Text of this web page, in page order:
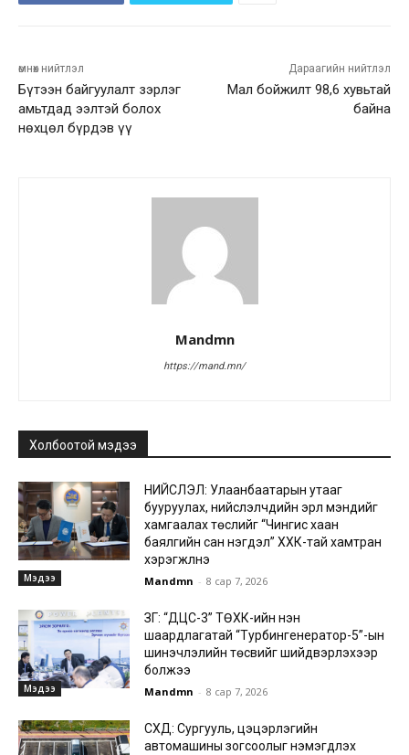
өмнөх нийтлэл
Бүтээн байгуулалт зэрлэг
амьтдад ээлтэй болох
нөхцөл бүрдэв үү
Дараагийн нийтлэл
Мал бойжилт 98,6 хувьтай
байна
Mandmn
https://mand.mn/
Холбоотой мэдээ
Мэдээ
НИЙСЛЭЛ: Улаанбаатарын утааг
бууруулах, нийслэлчүүдийн эрүүл мэндийг
хамгаалах төслийг “Чингис хаан
баялгийн сан нэгдэл” ХХК-тай хамтран
хэрэгжүүлнэ
Mandmn - 8 сар 7, 2026
Мэдээ
ЗГ: “ДЦС-3” ТӨХК-ийн нэн
шаардлагатай “Турбингенератор-5”-ын
шинэчлэлийн төсвийг шийдвэрлэхээр
болжээ
Mandmn - 8 сар 7, 2026
СХД: Сургууль, цэцэрлэгийн
автомашины зогсоолыг нэмэгдүүлэх